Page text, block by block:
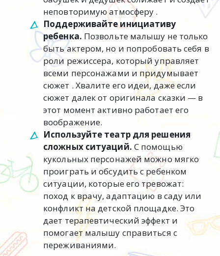
неповторимую атмосферу .
Поддерживайте инициативу
ребенка. Позвольте малышу не только
быть актером, но и попробовать себя в
роли режиссера, который управляет
всеми персонажами и придумывает
сюжет . Хвалите его идеи, даже если
сюжет далек от оригинала сказки — в
этот момент активно работает его
воображение.
Используйте театр для решения
сложных ситуаций. С помощью
кукольных персонажей можно мягко
проиграть и обсудить с ребенком
ситуации, которые его тревожат:
поход к врачу, адаптацию в саду или
конфликт на детской площадке. Это
дает терапевтический эффект и
помогает малышу справиться с
переживаниями.